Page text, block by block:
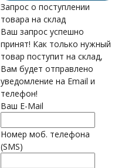
Запрос о поступлении
товара на склад
Ваш запрос успешно
принят! Как только нужный
товар поступит на склад,
Вам будет отправлено
уведомление на Email и
телефон!
Ваш E-Mail
Номер моб. телефона
(SMS)